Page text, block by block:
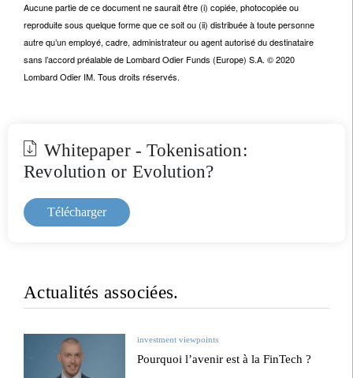
Aucune partie de ce document ne saurait être (i) copiée, photocopiée ou
reproduite sous quelque forme que ce soit ou (ii) distribuée à toute personne
autre qu’un employé, cadre, administrateur ou agent autorisé du destinataire
sans l’accord préalable de Lombard Odier Funds (Europe) S.A. © 2020
Lombard Odier IM. Tous droits réservés.
Whitepaper - Tokenisation:
Revolution or Evolution?
Télécharger
Actualités associées.
investment viewpoints
Pourquoi l’avenir est à la FinTech ?